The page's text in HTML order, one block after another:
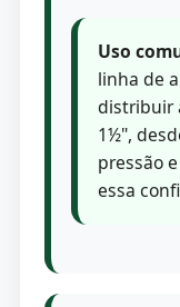
Uso
linha de
distribuir
1½",
pressão
essa